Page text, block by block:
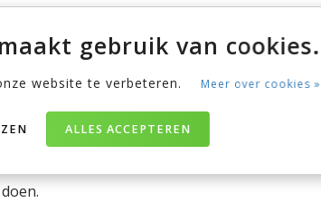
zijn,
een
gebruik van cookies.
website te verbeteren. Meer over cookies »
ALLES ACCEPTEREN